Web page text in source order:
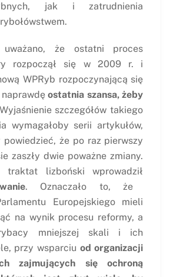
jak i zatrudnienia
uważano, że ostatni proces
rozpoczął się w 2009 r. i
WPRyb rozpoczynającą się
naprawdęostatnia szansa, żeby
szczegółów takiego
wymagałoby serii artykułów,
powiedzieć, że po raz pierwszy
zaszły dwie poważne zmiany.
traktat lizboński wprowadził
. Oznaczało to, że
Europejskiego mieli
na wynik procesu reformy, a
mniejszej skali i ich
przy wsparciu od organizacji
zajmujących się ochroną